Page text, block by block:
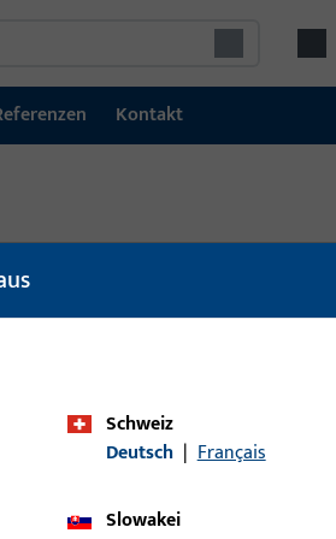
Kontakt
Schweiz
Deutsch | Français
Slowakei